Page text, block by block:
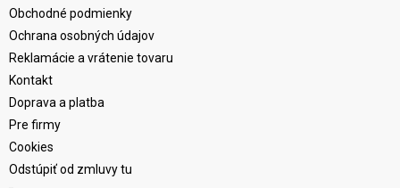
Obchodné podmienky
Ochrana osobných údajov
Reklamácie a vrátenie tovaru
Kontakt
Doprava a platba
Pre firmy
Cookies
Odstúpiť od zmluvy tu